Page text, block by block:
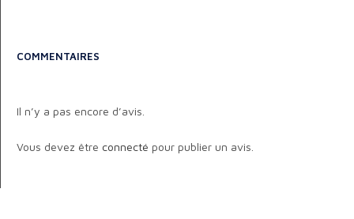
COMMENTAIRES
Il n’y a pas encore d’avis.
Vous devez être connecté pour publier un avis.